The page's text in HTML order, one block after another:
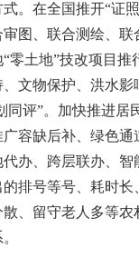
在全国推开“证照
图、联合测绘、
零土地”技改项目
文物保护、洪水
同评”。加快推进
容缺后补、绿色
办、跨层联办、
排号等号、耗时
、留守老人多等